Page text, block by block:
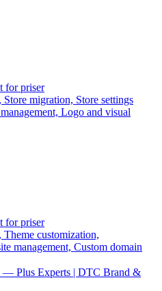
for priser
migration, Store settings
Logo and visual
for priser
customization,
management, Custom domain